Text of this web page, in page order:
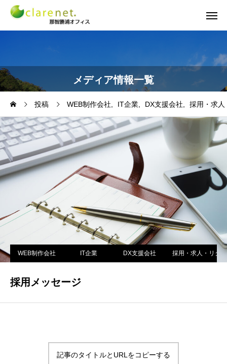
メディア情報一覧
投稿 WEB制作会社 IT企業 DX支援会社 採用・求人
WEB制作会社 IT企業 DX支援会社 採用・求人・リク
採用メッセージ
記事のタイトルとURLをコピーする